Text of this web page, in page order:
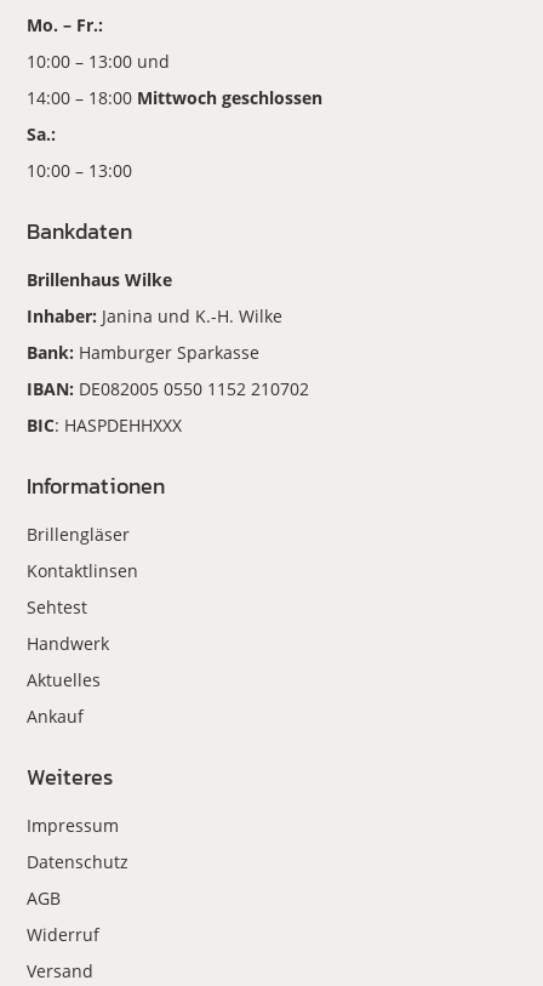
Mo. – Fr.:
10:00 – 13:00 und
14:00 – 18:00 Mittwoch geschlossen
Sa.:
10:00 – 13:00
Bankdaten
Brillenhaus Wilke
Inhaber: Janina und K.-H. Wilke
Bank: Hamburger Sparkasse
IBAN: DE082005 0550 1152 210702
BIC: HASPDEHHXXX
Informationen
Brillengläser
Kontaktlinsen
Sehtest
Handwerk
Aktuelles
Ankauf
Weiteres
Impressum
Datenschutz
AGB
Widerruf
Versand